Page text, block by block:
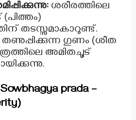
ശരീരത്തിലെ
തടസ്സമാകാറുണ്ട്.
തണുപ്പിക്കുന്ന ഗുണം (ശീത
അമിതചൂട്
prada –